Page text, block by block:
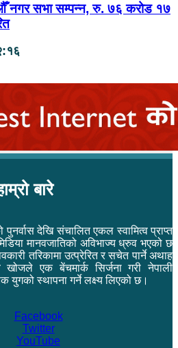
नगर सभा सम्पन्न, रु. ७६ करोड १७
बारे
पुनर्वास देखि संचालित एकल स्वामित्व प्राप्त
मानवजातिको अविभाज्य ध्रुव भएको छ
तरिकामा उत्प्रेरित र सचेत पार्ने अथाह
एक बेंचमार्क सिर्जना गरी नेपाली
युगको स्थापना गर्ने लक्ष्य लिएको छ।
Facebook
Twitter
YouTube